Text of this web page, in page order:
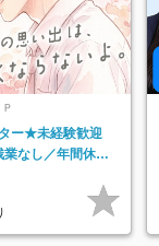
ー★未経験歓迎
業なし／年間休日